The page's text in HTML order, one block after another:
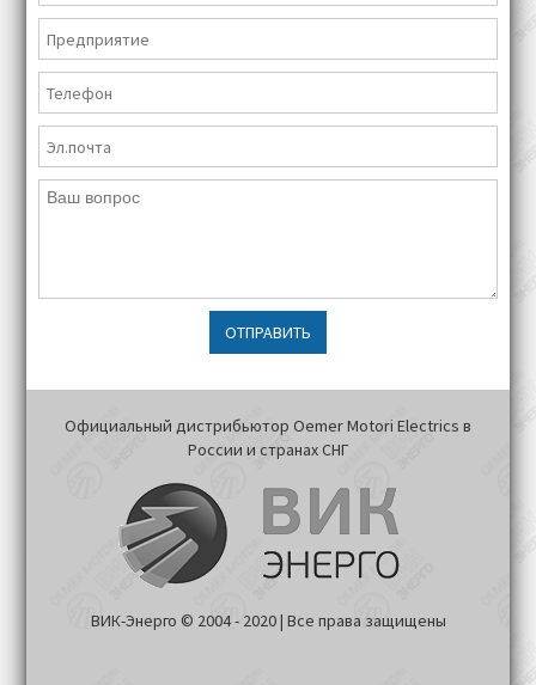
ОТПРАВИТЬ
Официальный дистрибьютор Oemer Motori Electrics в
России и странах СНГ
ВИК-Энерго © 2004 - 2020 | Все права защищены